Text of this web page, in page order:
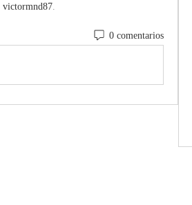
victormnd87
0 comentarios